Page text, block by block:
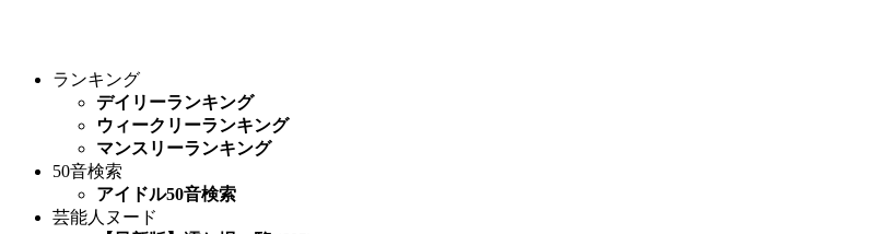
ランキング
デイリーランキング
ウィークリーランキング
マンスリーランキング
50音検索
アイドル50音検索
芸能人ヌード